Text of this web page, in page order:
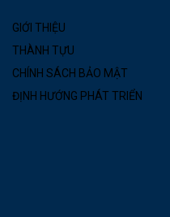
GIỚI THIỆU
THÀNH TỰU
CHÍNH SÁCH BẢO MẬT
ĐỊNH HƯỚNG PHÁT TRIỂN